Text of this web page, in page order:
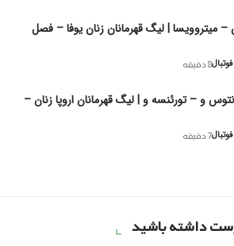
میتروویسا | لیگ قهرمانان زنان یوفا – فصل
8 دقیقه
و – تورئنسه و | لیگ قهرمانان اروپا زنان –
7 دقیقه
داشته باشید